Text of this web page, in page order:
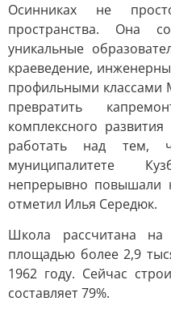
Осинниках не
пространства. Она
уникальные
краеведение,
профильными классами
превратить
комплексного
работать над тем,
муниципалитете
непрерывно повышали
отметил Илья Середюк.
Школа рассчитана
площадью более 2,9
1962 году. Сейчас
составляет 79%.